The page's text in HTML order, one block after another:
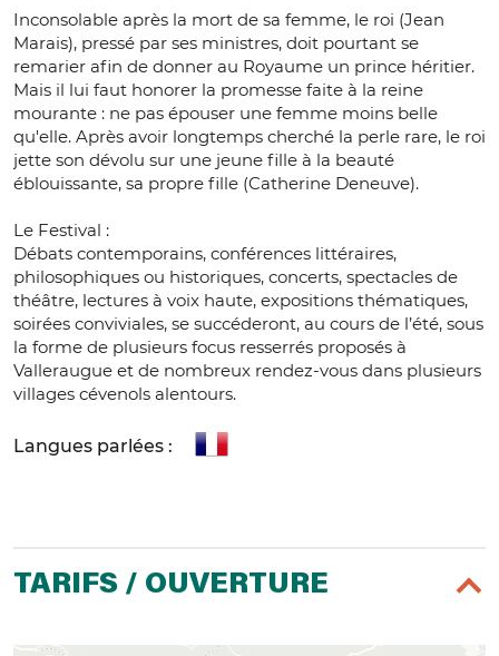
Inconsolable après la mort de sa femme, le roi (Jean
Marais), pressé par ses ministres, doit pourtant se
remarier afin de donner au Royaume un prince héritier.
Mais il lui faut honorer la promesse faite à la reine
mourante : ne pas épouser une femme moins belle
qu'elle. Après avoir longtemps cherché la perle rare, le roi
jette son dévolu sur une jeune fille à la beauté
éblouissante, sa propre fille (Catherine Deneuve).
Le Festival :
Débats contemporains, conférences littéraires,
philosophiques ou historiques, concerts, spectacles de
théâtre, lectures à voix haute, expositions thématiques,
soirées conviviales, se succéderont, au cours de l’été, sous
la forme de plusieurs focus resserrés proposés à
Valleraugue et de nombreux rendez-vous dans plusieurs
villages cévenols alentours.
Langues parlées :
TARIFS / OUVERTURE